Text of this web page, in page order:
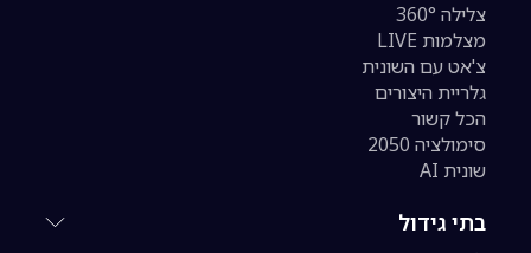
צלילה 360°
מצלמות LIVE
צ'אט עם השונית
גלריית היצורים
הכל קשור
סימולציה 2050
שונית AI
בתי גידול